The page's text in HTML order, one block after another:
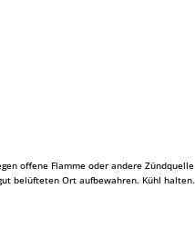
offene Flamme oder andere Zündquelle
belüfteten Ort aufbewahren. Kühl halten.